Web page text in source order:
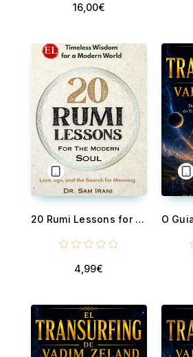
16,00€
20 Rumi Lessons for the Modern Soul - Love, Ego, and the Search for Meaning
4,99€